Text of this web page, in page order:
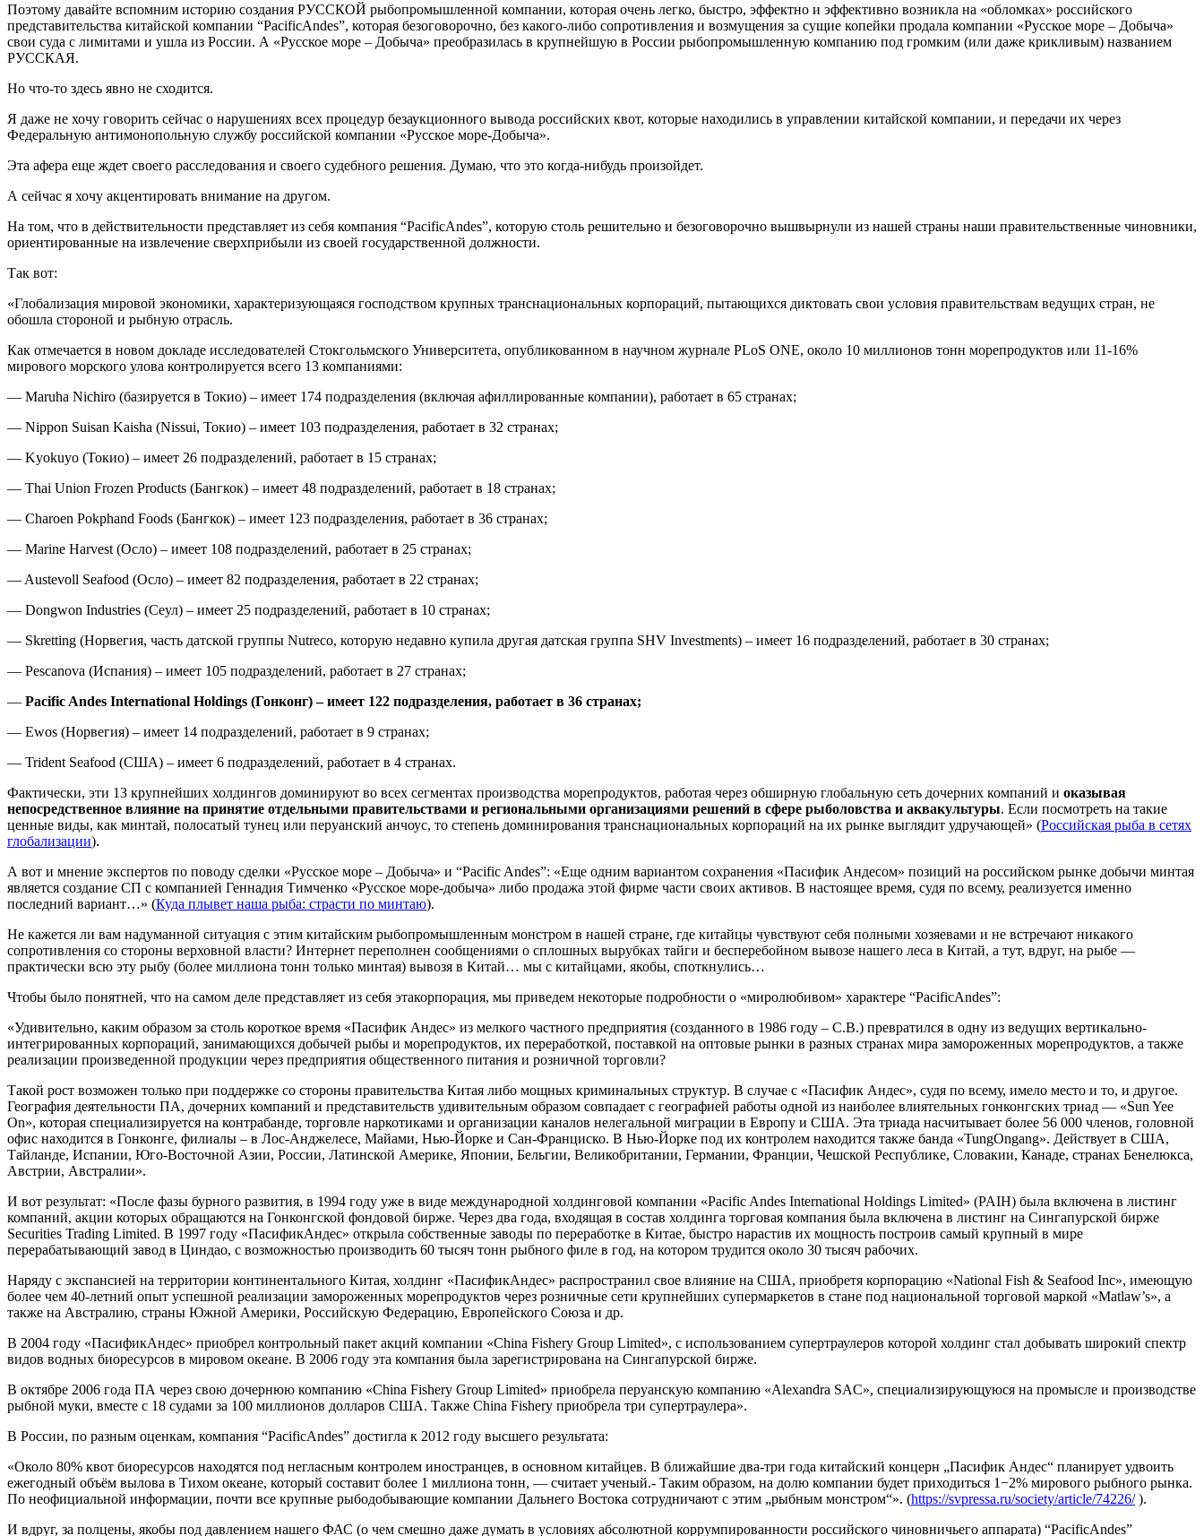
Поэтому давайте вспомним историю создания РУССКОЙ рыбопромышленной компании, которая очень легко, быстро, эффектно и эффективно возникла на «обломках» российского
представительства китайской компании “PacificAndes”, которая безоговорочно, без какого-либо сопротивления и возмущения за сущие копейки продала компании «Русское море – Добыча»
свои суда с лимитами и ушла из России. А «Русское море – Добыча» преобразилась в крупнейшую в России рыбопромышленную компанию под громким (или даже крикливым) названием
РУССКАЯ.
Но что-то здесь явно не сходится.
Я даже не хочу говорить сейчас о нарушениях всех процедур безаукционного вывода российских квот, которые находились в управлении китайской компании, и передачи их через
Федеральную антимонопольную службу российской компании «Русское море-Добыча».
Эта афера еще ждет своего расследования и своего судебного решения. Думаю, что это когда-нибудь произойдет.
А сейчас я хочу акцентировать внимание на другом.
На том, что в действительности представляет из себя компания “PacificAndes”, которую столь решительно и безоговорочно вышвырнули из нашей страны наши правительственные чиновники,
ориентированные на извлечение сверхприбыли из своей государственной должности.
Так вот:
«Глобализация мировой экономики, характеризующаяся господством крупных транснациональных корпораций, пытающихся диктовать свои условия правительствам ведущих стран, не
обошла стороной и рыбную отрасль.
Как отмечается в новом докладе исследователей Стокгольмского Университета, опубликованном в научном журнале PLoS ONE, около 10 миллионов тонн морепродуктов или 11-16%
мирового морского улова контролируется всего 13 компаниями:
— Maruha Nichiro (базируется в Токио) – имеет 174 подразделения (включая афиллированные компании), работает в 65 странах;
— Nippon Suisan Kaisha (Nissui, Токио) – имеет 103 подразделения, работает в 32 странах;
— Kyokuyo (Токио) – имеет 26 подразделений, работает в 15 странах;
— Thai Union Frozen Products (Бангкок) – имеет 48 подразделений, работает в 18 странах;
— Charoen Pokphand Foods (Бангкок) – имеет 123 подразделения, работает в 36 странах;
— Marine Harvest (Осло) – имеет 108 подразделений, работает в 25 странах;
— Austevoll Seafood (Осло) – имеет 82 подразделения, работает в 22 странах;
— Dongwon Industries (Сеул) – имеет 25 подразделений, работает в 10 странах;
— Skretting (Норвегия, часть датской группы Nutreco, которую недавно купила другая датская группа SHV Investments) – имеет 16 подразделений, работает в 30 странах;
— Pescanova (Испания) – имеет 105 подразделений, работает в 27 странах;
— Pacific Andes International Holdings (Гонконг) – имеет 122 подразделения, работает в 36 странах;
— Ewos (Норвегия) – имеет 14 подразделений, работает в 9 странах;
— Trident Seafood (США) – имеет 6 подразделений, работает в 4 странах.
Фактически, эти 13 крупнейших холдингов доминируют во всех сегментах производства морепродуктов, работая через обширную глобальную сеть дочерних компаний и оказывая
непосредственное влияние на принятие отдельными правительствами и региональными организациями решений в сфере рыболовства и аквакультуры. Если посмотреть на такие
ценные виды, как минтай, полосатый тунец или перуанский анчоус, то степень доминирования транснациональных корпораций на их рынке выглядит удручающей» (Российская рыба в сетях
глобализации).
А вот и мнение экспертов по поводу сделки «Русское море – Добыча» и “Pacific Andes”: «Еще одним вариантом сохранения «Пасифик Андесом» позиций на российском рынке добычи минтая
является создание СП с компанией Геннадия Тимченко «Русское море-добыча» либо продажа этой фирме части своих активов. В настоящее время, судя по всему, реализуется именно
последний вариант…» (Куда плывет наша рыба: страсти по минтаю).
Не кажется ли вам надуманной ситуация с этим китайским рыбопромышленным монстром в нашей стране, где китайцы чувствуют себя полными хозяевами и не встречают никакого
сопротивления со стороны верховной власти? Интернет переполнен сообщениями о сплошных вырубках тайги и бесперебойном вывозе нашего леса в Китай, а тут, вдруг, на рыбе —
практически всю эту рыбу (более миллиона тонн только минтая) вывозя в Китай… мы с китайцами, якобы, споткнулись…
Чтобы было понятней, что на самом деле представляет из себя этакорпорация, мы приведем некоторые подробности о «миролюбивом» характере “PacificAndes”:
«Удивительно, каким образом за столь короткое время «Пасифик Андес» из мелкого частного предприятия (созданного в 1986 году – С.В.) превратился в одну из ведущих вертикально-
интегрированных корпораций, занимающихся добычей рыбы и морепродуктов, их переработкой, поставкой на оптовые рынки в разных странах мира замороженных морепродуктов, а также
реализации произведенной продукции через предприятия общественного питания и розничной торговли?
Такой рост возможен только при поддержке со стороны правительства Китая либо мощных криминальных структур. В случае с «Пасифик Андес», судя по всему, имело место и то, и другое.
География деятельности ПА, дочерних компаний и представительств удивительным образом совпадает с географией работы одной из наиболее влиятельных гонконгских триад — «Sun Yee
On», которая специализируется на контрабанде, торговле наркотиками и организации каналов нелегальной миграции в Европу и США. Эта триада насчитывает более 56 000 членов, головной
офис находится в Гонконге, филиалы – в Лос-Анджелесе, Майами, Нью-Йорке и Сан-Франциско. В Нью-Йорке под их контролем находится также банда «TungOngang». Действует в США,
Тайланде, Испании, Юго-Восточной Азии, России, Латинской Америке, Японии, Бельгии, Великобритании, Германии, Франции, Чешской Республике, Словакии, Канаде, странах Бенелюкса,
Австрии, Австралии».
И вот результат: «После фазы бурного развития, в 1994 году уже в виде международной холдинговой компании «Pacific Andes International Holdings Limited» (PAIH) была включена в листинг
компаний, акции которых обращаются на Гонконгской фондовой бирже. Через два года, входящая в состав холдинга торговая компания была включена в листинг на Сингапурской бирже
Securities Trading Limited. В 1997 году «ПасификАндес» открыла собственные заводы по переработке в Китае, быстро нарастив их мощность построив самый крупный в мире
перерабатывающий завод в Циндао, с возможностью производить 60 тысяч тонн рыбного филе в год, на котором трудится около 30 тысяч рабочих.
Наряду с экспансией на территории континентального Китая, холдинг «ПасификАндес» распространил свое влияние на США, приобретя корпорацию «National Fish & Seafood Inc», имеющую
более чем 40-летний опыт успешной реализации замороженных морепродуктов через розничные сети крупнейших супермаркетов в стане под национальной торговой маркой «Matlaw’s», а
также на Австралию, страны Южной Америки, Российскую Федерацию, Европейского Союза и др.
В 2004 году «ПасификАндес» приобрел контрольный пакет акций компании «China Fishery Group Limited», с использованием супертраулеров которой холдинг стал добывать широкий спектр
видов водных биоресурсов в мировом океане. В 2006 году эта компания была зарегистрирована на Сингапурской бирже.
В октябре 2006 года ПА через свою дочернюю компанию «China Fishery Group Limited» приобрела перуанскую компанию «Alexandra SAC», специализирующуюся на промысле и производстве
рыбной муки, вместе с 18 судами за 100 миллионов долларов США. Также China Fishery приобрела три супертраулера».
В России, по разным оценкам, компания “PacificAndes” достигла к 2012 году высшего результата:
«Около 80% квот биоресурсов находятся под негласным контролем иностранцев, в основном китайцев. В ближайшие два-три года китайский концерн „Пасифик Андес“ планирует удвоить
ежегодный объём вылова в Тихом океане, который составит более 1 миллиона тонн, — считает ученый.- Таким образом, на долю компании будет приходиться 1−2% мирового рыбного рынка.
По неофициальной информации, почти все крупные рыбодобывающие компании Дальнего Востока сотрудничают с этим „рыбным монстром“». (https://svpressa.ru/society/article/74226/).
И вдруг, за полцены, якобы под давлением нашего ФАС (о чем смешно даже думать в условиях абсолютной коррумпированности российского чиновничьего аппарата) “PacificAndes”